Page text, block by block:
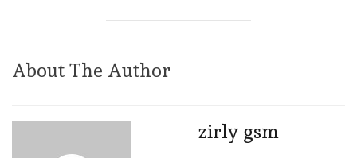
About The Author
zirly gsm